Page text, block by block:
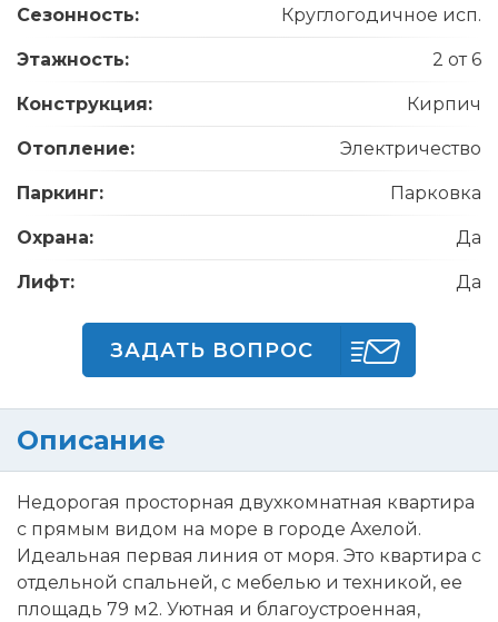
Сезонность: Круглогодичное исп.
Этажность: 2 от 6
Конструкция: Кирпич
Отопление: Электричество
Паркинг: Парковка
Охрана: Да
Лифт: Да
ЗАДАТЬ ВОПРОС
Описание
Недорогая просторная двухкомнатная квартира
с прямым видом на море в городе Ахелой.
Идеальная первая линия от моря. Это квартира с
отдельной спальней, с мебелью и техникой, ее
площадь 79 м2. Уютная и благоустроенная,